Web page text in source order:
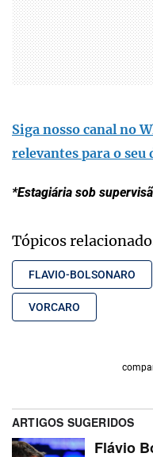
Siga nosso canal no
relevantes para o seu
*Estagiária sob
Tópicos
FLAVIO-BOLSONARO
VORCARO